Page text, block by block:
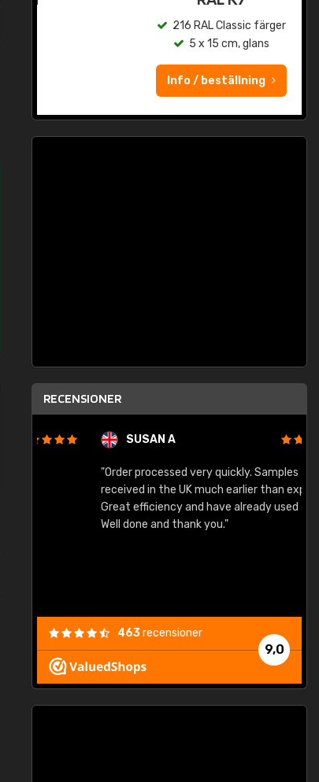
216 RAL Classic färger
5 x 15 cm, glans
Info / beställning
RECENSIONER
SUSAN A
"Order processed very quickly. Samples
received in the UK much earlier than expected.
Great efficiency and have already used again.
Well done and thank you."
9,0
463recensioner